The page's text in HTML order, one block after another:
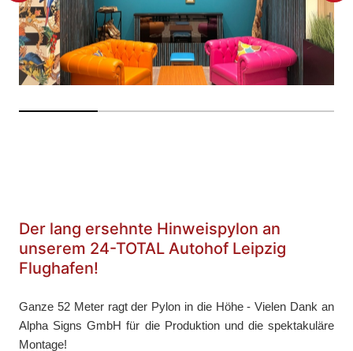
Der lang ersehnte Hinweispylon an
unserem 24-TOTAL Autohof Leipzig
Flughafen!
Ganze 52 Meter ragt der Pylon in die Höhe - Vielen Dank an
Alpha Signs GmbH für die Produktion und die spektakuläre
Montage!